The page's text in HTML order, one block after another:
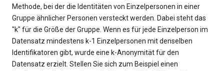
Methode, bei der die Identitäten von Einzelpersonen in einer
Gruppe ähnlicher Personen versteckt werden. Dabei steht das
"k" für die Größe der Gruppe. Wenn es für jede Einzelperson im
Datensatz mindestens k-1 Einzelpersonen mit denselben
Identifikatoren gibt, wurde eine k-Anonymität für den
Datensatz erzielt. Stellen Sie sich zum Beispiel einen